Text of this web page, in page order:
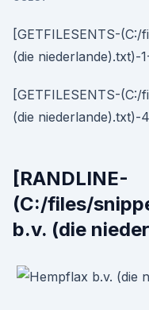
[GETFILESENTS-
(die niederlande).txt)-
[GETFILESENTS-
(die niederlande).txt)-
[RANDLINE-
(C:/files/
b.v. (die